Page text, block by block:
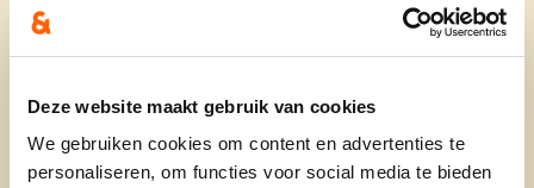
Deze website maakt gebruik van cookies
We gebruiken cookies om content en advertenties te
personaliseren, om functies voor social media te bieden
Gehuwd met Luc Danckaert en fiere mama
Ik ben opgegroeid in een landbouwersgezin
te Asse, ondertussen al 31 jaar woonachtig in
Burst.